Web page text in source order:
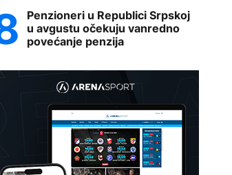
Penzioneri u Republici Srpskoj
u avgustu očekuju vanredno
povećanje penzija